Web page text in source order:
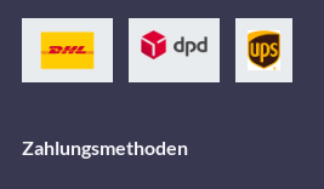
Zahlungsmethoden